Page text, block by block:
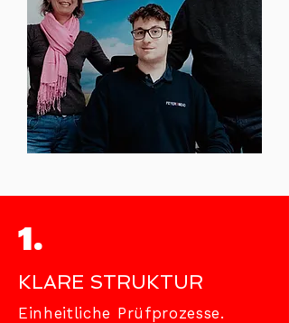
1.
KLARE STRUKTUR
Einheitliche Prüfprozesse.